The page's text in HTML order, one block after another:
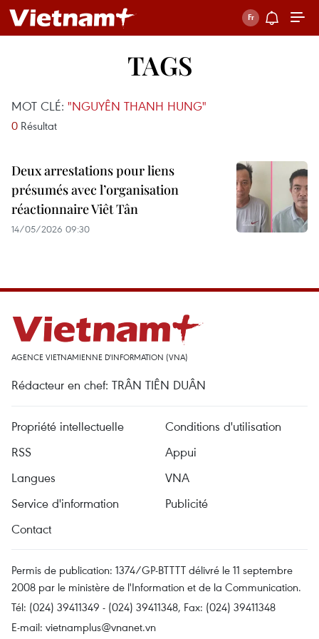
TAGS
MOT CLÉ: "NGUYÊN THANH HUNG"
0 Résultat
Deux arrestations pour liens
présumés avec l’organisation
réactionnaire Viêt Tân
14/05/2026 09:30
AGENCE VIETNAMIENNE D'INFORMATION (VNA)
Rédacteur en chef: TRÂN TIÊN DUÂN
Propriété intellectuelle
Conditions d'utilisation
RSS
Appui
Langues
VNA
Service d'information
Publicité
Contact
Permis de publication: 1374/GP-BTTTT délivré le 11 septembre
2008 par le ministère de l'Information et de la Communication.
Tél: (024) 39411349 - (024) 39411348, Fax: (024) 39411348
E-mail: vietnamplus@vnanet.vn